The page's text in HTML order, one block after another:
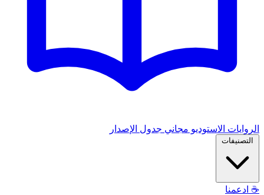
الروايات الاستوديو مجاني جدول الإصدار
التصنيفات
☕ ادعمنا